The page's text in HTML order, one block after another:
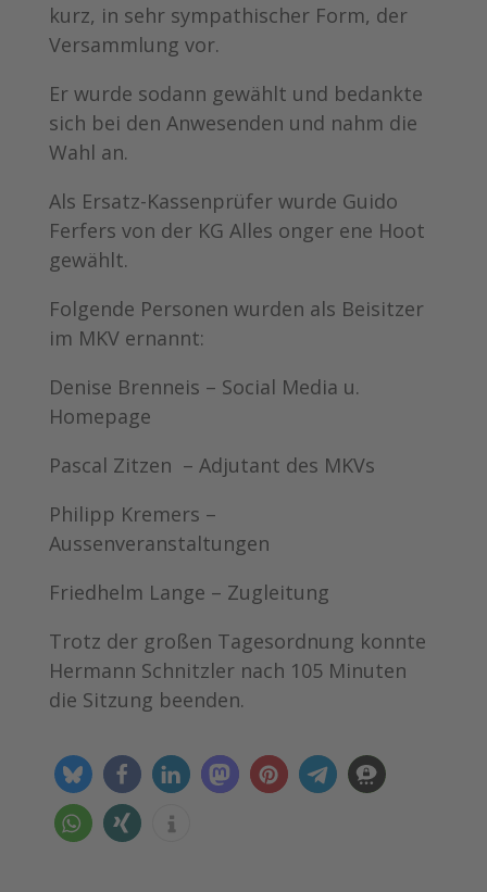
kurz, in sehr sympathischer Form, der
Versammlung vor.
Er wurde sodann gewählt und bedankte
sich bei den Anwesenden und nahm die
Wahl an.
Als Ersatz-Kassenprüfer wurde Guido
Ferfers von der KG Alles onger ene Hoot
gewählt.
Folgende Personen wurden als Beisitzer
im MKV ernannt:
Denise Brenneis – Social Media u.
Homepage
Pascal Zitzen – Adjutant des MKVs
Philipp Kremers –
Aussenveranstaltungen
Friedhelm Lange – Zugleitung
Trotz der großen Tagesordnung konnte
Hermann Schnitzler nach 105 Minuten
die Sitzung beenden.